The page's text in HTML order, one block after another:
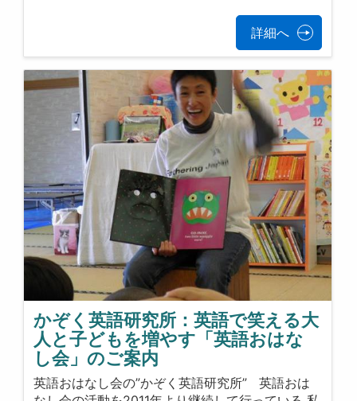
詳細へ
かぞく英語研究所：英語で笑える大
人と子どもを増やす「英語おはな
し会」のご案内
英語おはなし会の”かぞく英語研究所” 英語おは